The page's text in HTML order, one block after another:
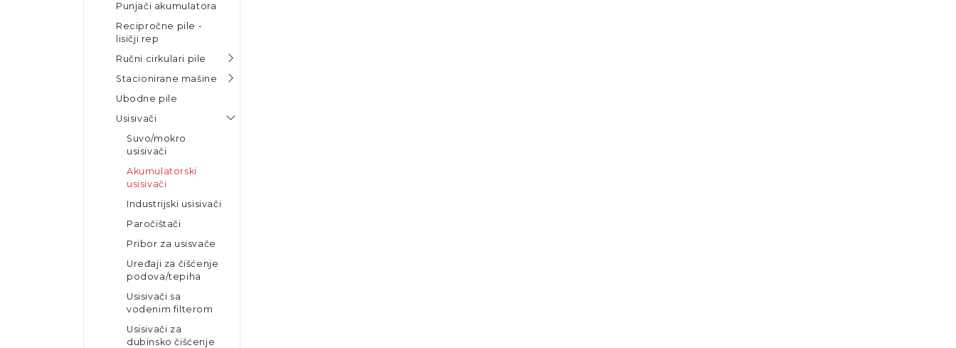
Punjači akumulatora
Recipročne pile -
lisičji rep
Ručni cirkulari pile
Stacionirane mašine
Ubodne pile
Usisivači
Suvo/mokro
usisivači
Akumulatorski
usisivači
Industrijski usisivači
Paročištači
Pribor za usisvače
Uređaji za čišćenje
podova/tepiha
Usisivači sa
vodenim filterom
Usisivači za
dubinsko čišćenje